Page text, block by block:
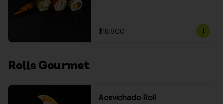
$18.600
Rolls Gourmet
Acevichado Roll